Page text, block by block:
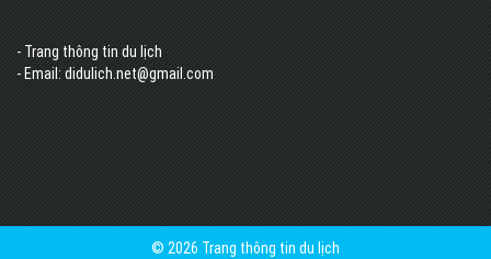
- Trang thông tin du lịch
- Email: didulich.net@gmail.com
© 2026 Trang thông tin du lịch